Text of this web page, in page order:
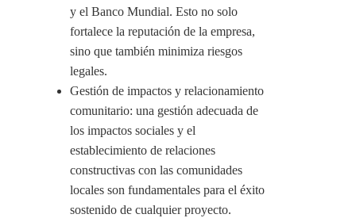
y el Banco Mundial. Esto no solo
fortalece la reputación de la empresa,
sino que también minimiza riesgos
legales.
Gestión de impactos y relacionamiento
comunitario: una gestión adecuada de
los impactos sociales y el
establecimiento de relaciones
constructivas con las comunidades
locales son fundamentales para el éxito
sostenido de cualquier proyecto.